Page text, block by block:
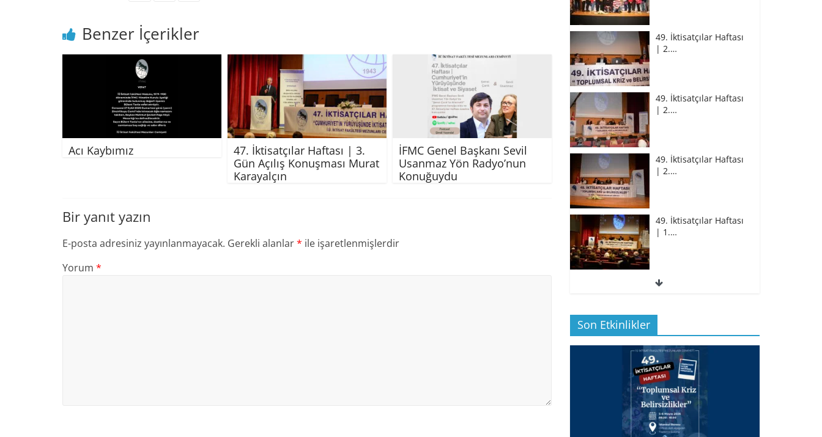
Benzer İçerikler
Acı Kaybımız
47. İktisatçılar Haftası | 3.
Gün Açılış Konuşması Murat
Karayalçın
İFMC Genel Başkanı Sevil
Usanmaz Yön Radyo’nun
Konuğuydu
Bir yanıt yazın
E-posta adresiniz yayınlanmayacak. Gerekli alanlar* ile işaretlenmişlerdir
Yorum *
49. İktisatçılar Haftası
| 2.…
49. İktisatçılar Haftası
| 2.…
49. İktisatçılar Haftası
| 2.…
49. İktisatçılar Haftası
| 1.…
49. İktisatçılar Haftası
BİZ İKTİSATLILAR:
İÇİMİZDEN BİRİ PROF.…
Son Etkinlikler